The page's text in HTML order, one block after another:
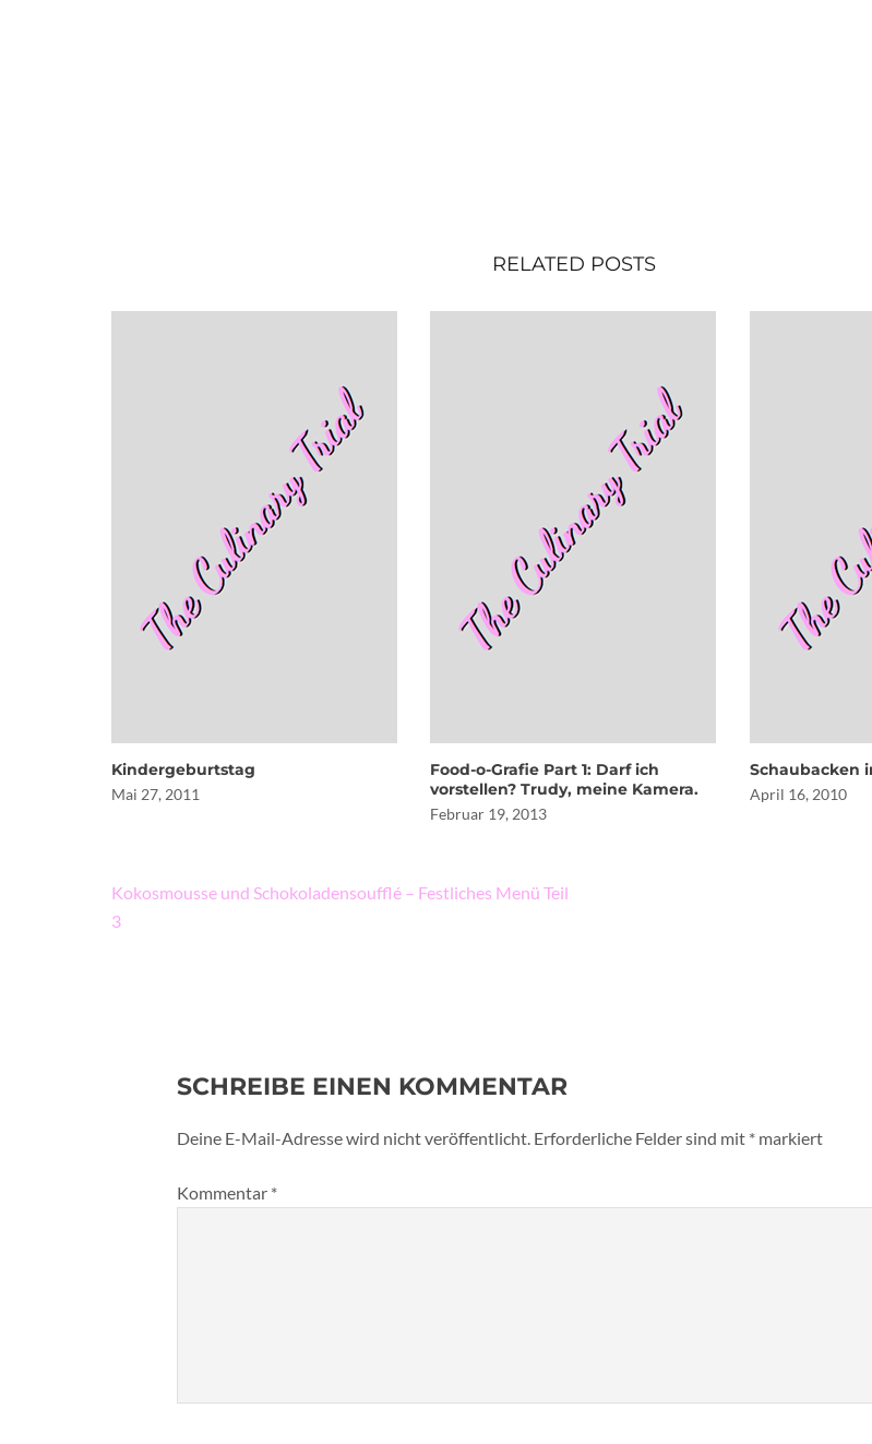
RELATED POSTS
Kindergeburtstag
Mai 27, 2011
Food-o-Grafie Part 1: Darf ich
vorstellen? Trudy, meine Kamera.
Februar 19, 2013
Schaubacken
April 16, 2010
Beitragsnavigation
Kokosmousse und Schokoladensoufflé – Festliches Menü Teil
3
SCHREIBE EINEN KOMMENTAR
Deine E-Mail-Adresse wird nicht veröffentlicht. Erforderliche Felder sind mit * markiert
Kommentar *